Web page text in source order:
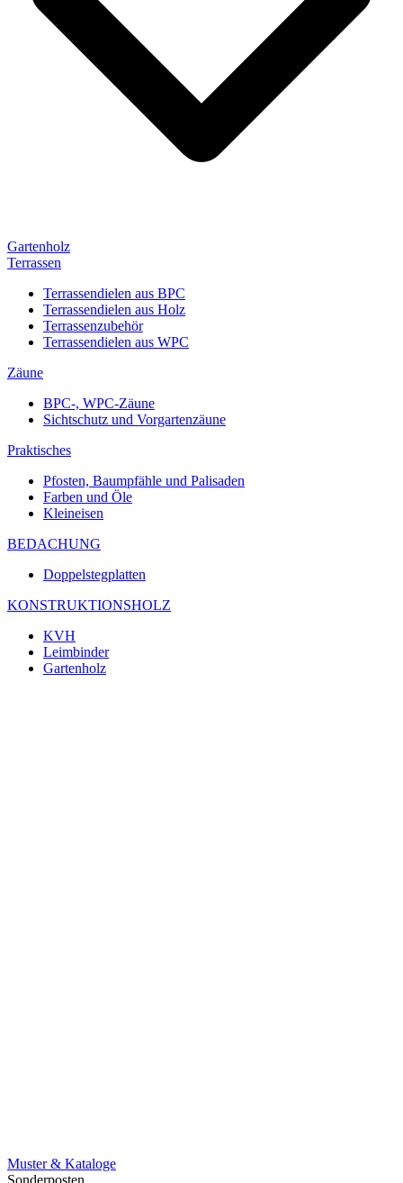
Gartenholz
Terrassen
Terrassendielen aus BPC
Terrassendielen aus Holz
Terrassenzubehör
Terrassendielen aus WPC
Zäune
BPC-, WPC-Zäune
Sichtschutz und Vorgartenzäune
Praktisches
Pfosten, Baumpfähle und Palisaden
Farben und Öle
Kleineisen
BEDACHUNG
Doppelstegplatten
KONSTRUKTIONSHOLZ
KVH
Leimbinder
Gartenholz
Muster & Kataloge
Sonderposten